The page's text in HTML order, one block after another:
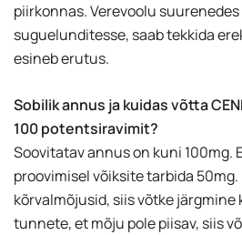
piirkonnas. Verevoolu
suguelunditesse, saab tekkida
esineb erutus.
Sobilik annus ja kuidas võtta
100 potentsiravimit?
Soovitatav annus on kuni 100mg.
proovimisel võiksite tarbida
kõrvalmõjusid, siis võtke järgmine
tunnete, et mõju pole piisav, siis